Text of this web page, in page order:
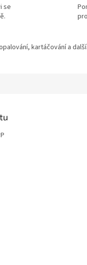
se
kartáčování a další.